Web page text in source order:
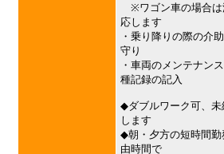
※ワゴン車の場合は
応します
・乗り降りの際の介
守り
・車両のメンテナン
種記録の記入
◆ダブルワーク可、
します
◆朝・夕方の短時間勤
由時間で